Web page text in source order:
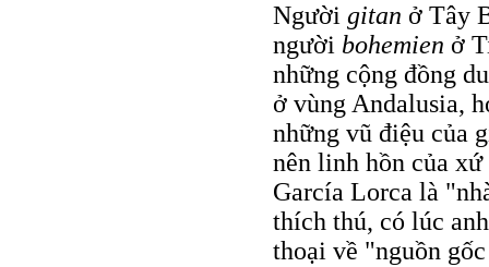
Người gitan ở Tây
người bohemien ở
những cộng đồng
ở vùng Andalusia,
những vũ điệu của
nên linh hồn của
García Lorca là
thích thú, có lúc
thoại về "nguồn